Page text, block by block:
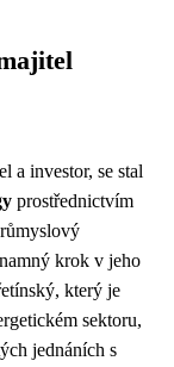
a investor, se stal
prostřednictvím
krok v jeho
který je
sektoru,
jednáních s